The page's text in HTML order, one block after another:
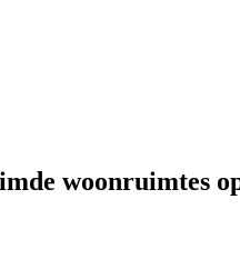
woonruimtes